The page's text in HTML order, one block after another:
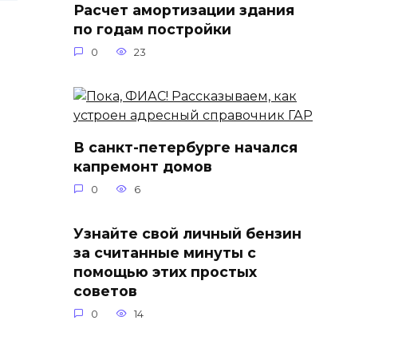
Расчет амортизации здания
по годам постройки
0 23
В санкт-петербурге начался
капремонт домов
0 6
Узнайте свой личный бензин
за считанные минуты с
помощью этих простых
советов
0 14